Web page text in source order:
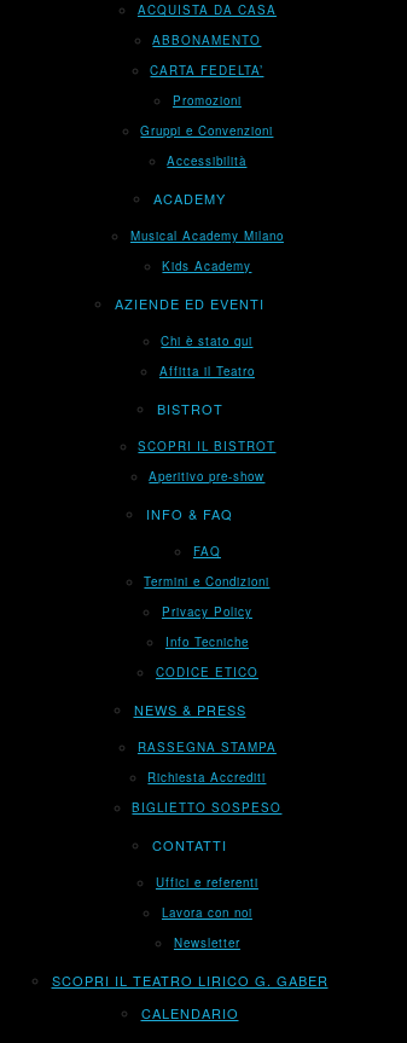
ACQUISTA DA CASA
ABBONAMENTO
CARTA FEDELTA’
Promozioni
Gruppi e Convenzioni
Accessibilità
ACADEMY
Musical Academy Milano
Kids Academy
AZIENDE ED EVENTI
Chi è stato qui
Affitta il Teatro
BISTROT
SCOPRI IL BISTROT
Aperitivo pre-show
INFO & FAQ
FAQ
Termini e Condizioni
Privacy Policy
Info Tecniche
CODICE ETICO
NEWS & PRESS
RASSEGNA STAMPA
Richiesta Accrediti
BIGLIETTO SOSPESO
CONTATTI
Uffici e referenti
Lavora con noi
Newsletter
SCOPRI IL TEATRO LIRICO G. GABER
CALENDARIO